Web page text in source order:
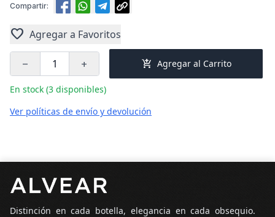
Compartir:
favorite Agregar a Favoritos
remove add add_shopping_cart Agregar al Carrito
En stock (3 disponibles)
Ver políticas de envío y devolución
Distinción en cada botella, elegancia en cada obsequio.